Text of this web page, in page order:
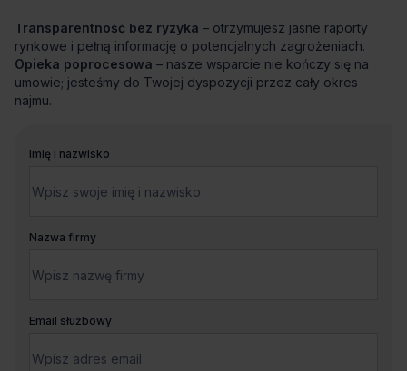
Transparentność bez ryzyka – otrzymujesz jasne raporty
rynkowe i pełną informację o potencjalnych zagrożeniach.
Opieka poprocesowa – nasze wsparcie nie kończy się na
umowie; jesteśmy do Twojej dyspozycji przez cały okres
najmu.
Imię i nazwisko
Nazwa firmy
Email służbowy